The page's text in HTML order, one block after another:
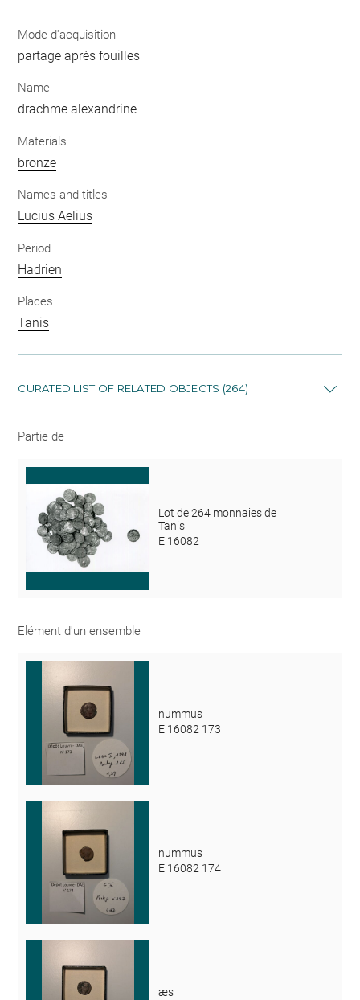
Mode d'acquisition
partage après fouilles
Name
drachme alexandrine
Materials
bronze
Names and titles
Lucius Aelius
Period
Hadrien
Places
Tanis
CURATED LIST OF RELATED OBJECTS (264)
Partie de
Lot de 264 monnaies de
Tanis
E 16082
Elément d'un ensemble
nummus
E 16082 173
nummus
E 16082 174
æs